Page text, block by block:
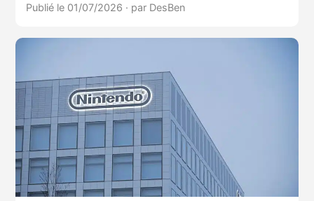
Publié le 01/07/2026 · par DesBen